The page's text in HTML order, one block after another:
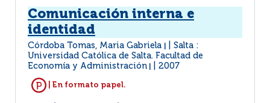
Comunicación interna e
identidad
Córdoba Tomas, Maria Gabriela
Salta :
Universidad Católica de Salta. Facultad de
Economía y Administración
2007
| En formato papel.